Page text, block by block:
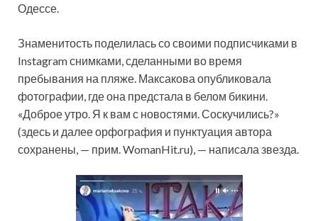
Одессе.
Знаменитость поделилась со своими подписчиками в
Instagram снимками, сделанными во время
пребывания на пляже. Максакова опубликовала
фотографии, где она предстала в белом бикини.
«Доброе утро. Я к вам с новостями. Соскучились?»
(здесь и далее орфография и пунктуация автора
сохранены, — прим. WomanHit.ru), — написала звезда.